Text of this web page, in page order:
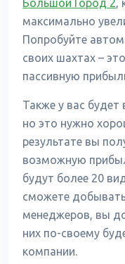
Большой Город 2,
максимально
Попробуйте
своих шахтах –
пассивную
Также у вас
но это нужно
результате вы
возможную
будут более 20
сможете
менеджеров, вы
них по-своему
компании.